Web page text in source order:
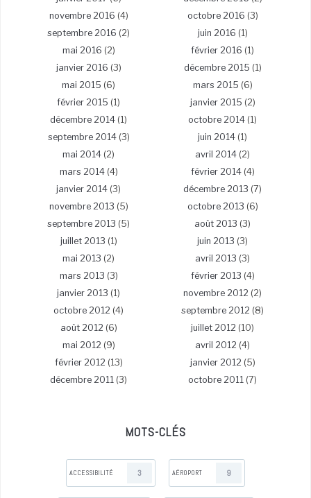
novembre 2016 (4) octobre 2016 (3)
septembre 2016 (2) juin 2016 (1)
mai 2016 (2) février 2016 (1)
janvier 2016 (3) décembre 2015 (1)
mai 2015 (6) mars 2015 (6)
février 2015 (1) janvier 2015 (2)
décembre 2014 (1) octobre 2014 (1)
septembre 2014(3) juin 2014 (1)
mai 2014 (2) avril 2014 (2)
mars 2014(4) février 2014(4)
janvier 2014 (3) décembre 2013 (7)
novembre 2013 (5) octobre 2013 (6)
septembre 2013 (5) août 2013 (3)
juillet 2013 (1) juin 2013 (3)
mai 2013 (2) avril 2013 (3)
mars 2013 (3) février 2013 (4)
janvier 2013 (1) novembre 2012 (2)
octobre 2012 (4) septembre 2012 (8)
août 2012 (6) juillet 2012 (10)
mai 2012 (9) avril 2012 (4)
février 2012 (13) janvier 2012 (5)
décembre 2011 (3) octobre 2011 (7)
MOTS-CLÉS
ACCESSIBILITÉ 3 AÉROPORT 9